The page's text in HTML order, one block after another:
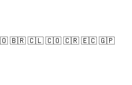
🇧🇷 🇨🇱 🇨🇴 🇨🇷 🇪🇨 🇬🇵